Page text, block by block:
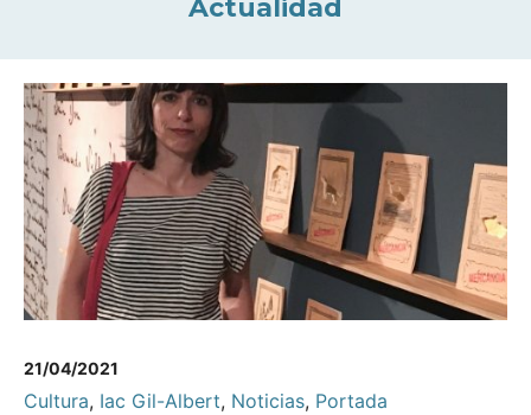
Actualidad
21/04/2021
Cultura, Iac Gil-Albert, Noticias, Portada